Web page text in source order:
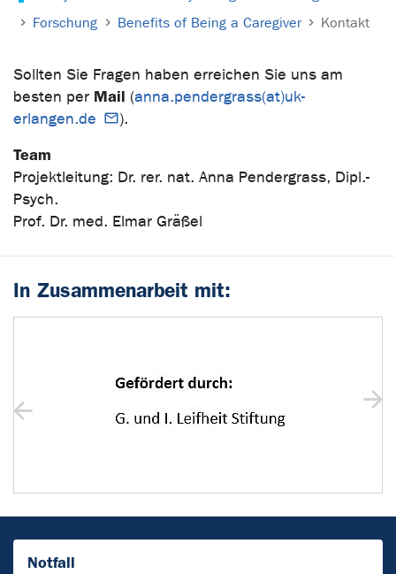
Forschung
Benefits of Being a Caregiver Kontakt
Sollten Sie Fragen haben erreichen Sie uns am
besten per Mail (anna.pendergrass(at)uk-
erlangen.de
).
Team
Projektleitung: Dr. rer. nat. Anna Pendergrass, Dipl.-
Psych.
Prof. Dr. med. Elmar Gräßel
In Zusammenarbeit mit:
Notfall